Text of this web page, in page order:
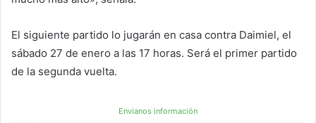
El siguiente partido lo jugarán en casa contra Daimiel, el
sábado 27 de enero a las 17 horas. Será el primer partido
de la segunda vuelta.
Envianos información